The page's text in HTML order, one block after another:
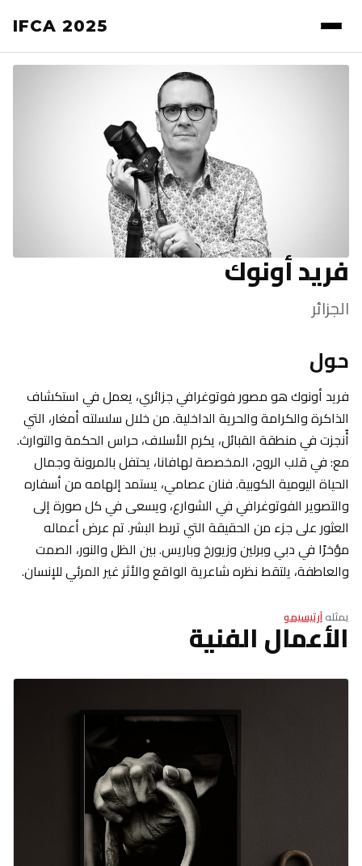
IFCA 2025
فريد أونوك
الجزائر
حول
فريد أونوك هو مصور فوتوغرافي جزائري، يعمل في استكشاف
الذاكرة والكرامة والحرية الداخلية. من خلال سلسلته أمغار، التي
أُنجزت في منطقة القبائل، يكرم الأسلاف، حراس الحكمة والتوارث.
مع: في قلب الروح، المخصصة لهافانا، يحتفل بالمرونة وجمال
الحياة اليومية الكوبية. فنان عصامي، يستمد إلهامه من أسفاره
والتصوير الفوتوغرافي في الشوارع، ويسعى في كل صورة إلى
العثور على جزء من الحقيقة التي تربط البشر. تم عرض أعماله
مؤخرًا في دبي وبرلين وزيورخ وباريس. بين الظل والنور، الصمت
والعاطفة، يلتقط نظره شاعرية الواقع والأثر غير المرئي للإنسان.
يمثلهآرتيسيمو
الأعمال الفنية